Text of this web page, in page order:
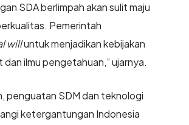
SDA berlimpah akan sulit maju
Pemerintah
willuntuk menjadikan kebijakan
dan ilmu pengetahuan,” ujarnya.
penguatan SDM dan teknologi
ketergantungan Indonesia